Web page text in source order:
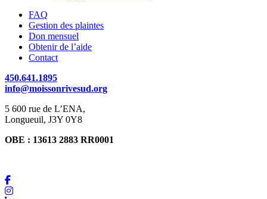
FAQ
Gestion des plaintes
Don mensuel
Obtenir de l’aide
Contact
450.641.1895
info@moissonrivesud.org
5 600 rue de L’ENA,
Longueuil, J3Y 0Y8
OBE : 13613 2883 RR0001